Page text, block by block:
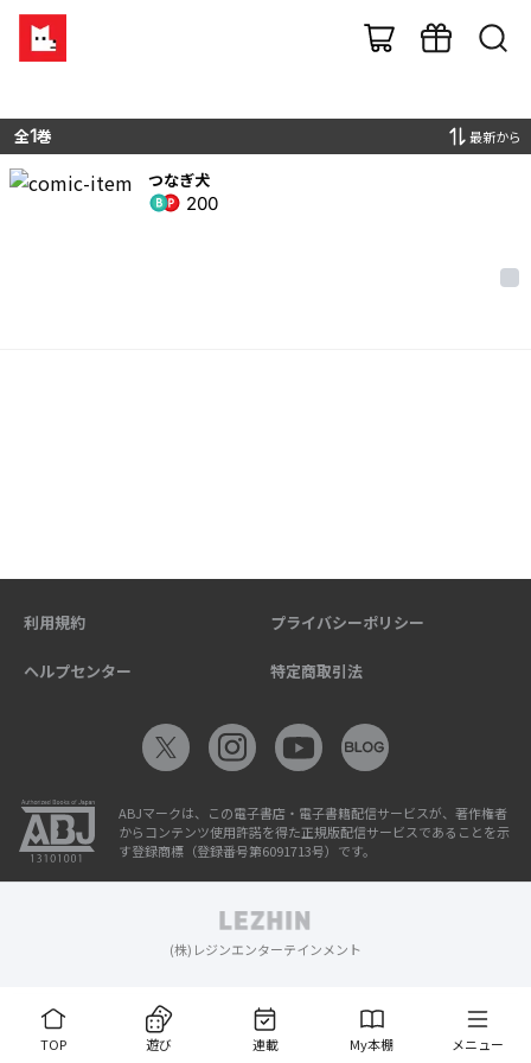
全1巻 最新から
つなぎ犬
200
TOP 遊び 連載 My本棚 メニュー
利用規約 プライバシーポリシー
ヘルプセンター 特定商取引法
ABJマークは、この電子書店・電子書籍配信サービスが、著作権者
からコンテンツ使用許諾を得た正規版配信サービスであることを示
す登録商標（登録番号第6091713号）です。
(株)レジンエンターテインメント